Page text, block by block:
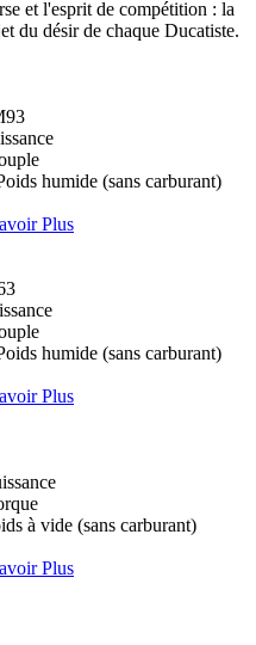
et l'esprit de compétition : la
du désir de chaque Ducatiste.
humide (sans carburant)
Plus
humide (sans carburant)
Plus
à vide (sans carburant)
Plus